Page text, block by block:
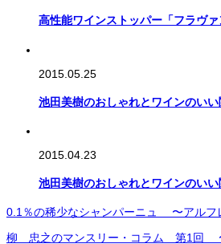
高性能ワインストッパー「フラヴ
2015.05.25
池田美樹のおしゃれとワインのい
2015.04.23
池田美樹のおしゃれとワインのい
0.1％の稀少なシャンパーニュ 〜アルフ
柳 忠之のマンスリー・コラム 第1回